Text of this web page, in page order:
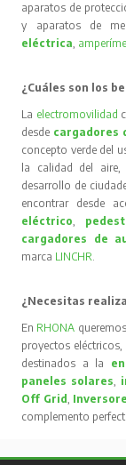
aparatos de
y aparatos de
eléctrica,
¿Cuáles son los
La electromovilidad
desde cargadores
concepto verde del
la calidad del
desarrollo de
encontrar desde
eléctrico,
cargadores de
marca LINCHR.
¿Necesitas
En RHONA
proyectos
destinados a la
paneles solares,
Off Grid,
complemento